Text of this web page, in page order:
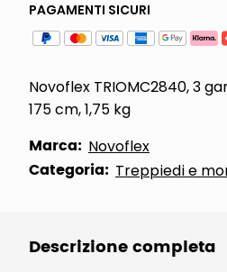
PAGAMENTI SICURI
Novoflex TRIOMC2840, 3
175 cm, 1,75 kg
Marca: Novoflex
Categoria: Treppiedi e
Descrizione completa